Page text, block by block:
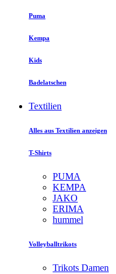
Puma
Kempa
Kids
Badelatschen
Textilien
Alles aus Textilien anzeigen
T-Shirts
PUMA
KEMPA
JAKO
ERIMA
hummel
Volleyballtrikots
Trikots Damen